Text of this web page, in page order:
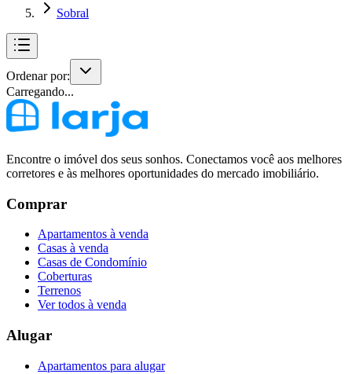
Sobral
Ordenar por:
Carregando...
Encontre o imóvel dos seus sonhos. Conectamos você aos melhores
corretores e às melhores oportunidades do mercado imobiliário.
Comprar
Apartamentos à venda
Casas à venda
Casas de Condomínio
Coberturas
Terrenos
Ver todos à venda
Alugar
Apartamentos para alugar